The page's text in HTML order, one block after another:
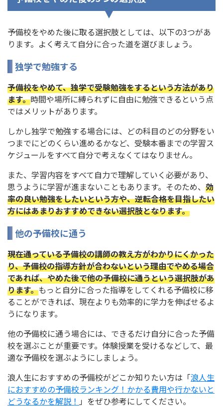
予備校をやめた後に取る選択肢としては、以下の3つがあ
ります。よく考えて自分に合った道を選びましょう。
独学で勉強する
予備校をやめて、独学で受験勉強をするという方法があり
ます。時間や場所に縛られずに自由に勉強できるという点
ではメリットがあります。
しかし独学で勉強する場合には、どの科目のどの分野をい
つまでにどのくらい進めるかなど、受験本番までの学習ス
ケジュールをすべて自分で考えなくてはなりません。
また、学習内容をすべて自力で理解していく必要があり、
思うように学習が進まないこともあります。そのため、 効
率の良い勉強をしたいという方や、逆転合格を目指したい
方にはあまりおすすめできない選択肢となります。
他の予備校に通う
現在通っている予備校の講師の教え方がわかりにくかった
り、予備校の指導方針が合わないという理由でやめる場合
であれば、やめた後で他の予備校に通うという選択肢があ
ります。もっと自分に合った指導をしてくれる予備校に移
ることができれば、現在よりも効率的に学力を伸ばせるよ
うになります。
他の予備校に通う場合には、できるだけ自分に合った予備
校を選ぶことが重要です。体験授業を受けるなどして、最
適な予備校を選ぶようにしましょう。
浪人生におすすめの予備校がどこか知りたい方は「浪人生
におすすめの予備校ランキング！かかる費用や行かないと
どうなるかを解説！ 」をぜひ参考にしてください。